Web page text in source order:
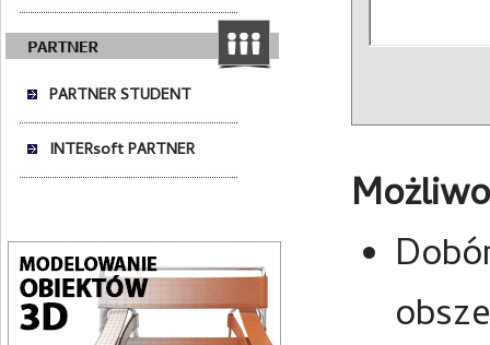
PARTNER STUDENT
INTERsoft PARTNER